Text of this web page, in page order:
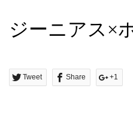
ジーニアス×
Tweet Share +1